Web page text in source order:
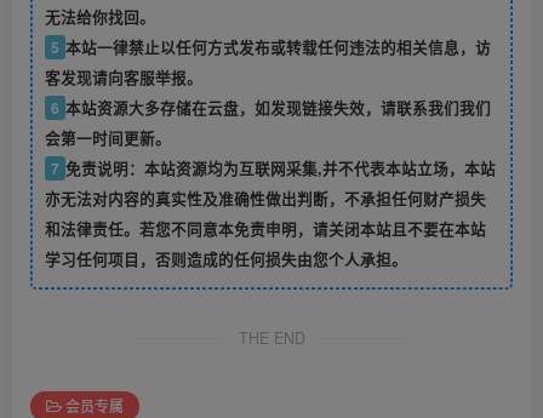
无法给你找回。
5 本站一律禁止以任何方式发布或转载任何违法的相关信息，访
客发现请向客服举报。
6 本站资源大多存储在云盘，如发现链接失效，请联系我们我们
会第一时间更新。
7 免责说明：本站资源均为互联网采集,并不代表本站立场，本站
亦无法对内容的真实性及准确性做出判断，不承担任何财产损失
和法律责任。若您不同意本免责申明，请关闭本站且不要在本站
学习任何项目，否则造成的任何损失由您个人承担。
THE END
会员专属